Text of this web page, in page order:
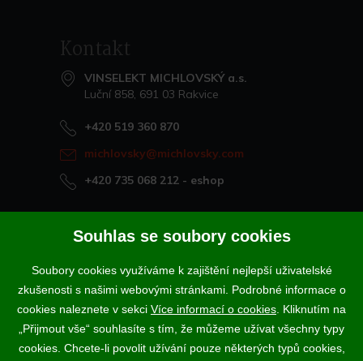
Kontakt
VINSELEKT MICHLOVSKÝ a.s.
Luční 858, 691 03 Rakvice
+420 519 360 870
michlovsky@michlovsky.com
+420 735 068 212 - eshop
Naše vína offline
Vinotéka Rakvice
>
Vinotéky a degustační centra
>
Podle zákona o evidenci tržeb je prodávající povinen vystavit
kupujícímu účtenku. Zároveň je povinen zaevidovat přijatou tržbu u
Souhlas se soubory cookies
Soubory cookies využíváme k zajištění nejlepší uživatelské
zkušenosti s našimi webovými stránkami. Podrobné informace o
cookies naleznete v sekci Více informací o cookies . Kliknutím na
„Přijmout vše“ souhlasíte s tím, že můžeme užívat všechny typy
cookies. Chcete-li povolit užívání pouze některých typů cookies,